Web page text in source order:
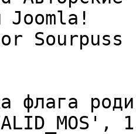
Joomla!
Sourpuss
флага